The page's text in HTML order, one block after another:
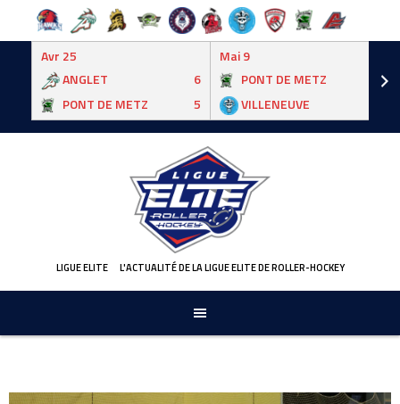
Avr 25
ANGLET
6
PONT DE METZ
5
Mai 9
PONT DE METZ
VILLENEUVE
LIGUE ELITE L'ACTUALITÉ DE LA LIGUE ELITE DE ROLLER-HOCKEY